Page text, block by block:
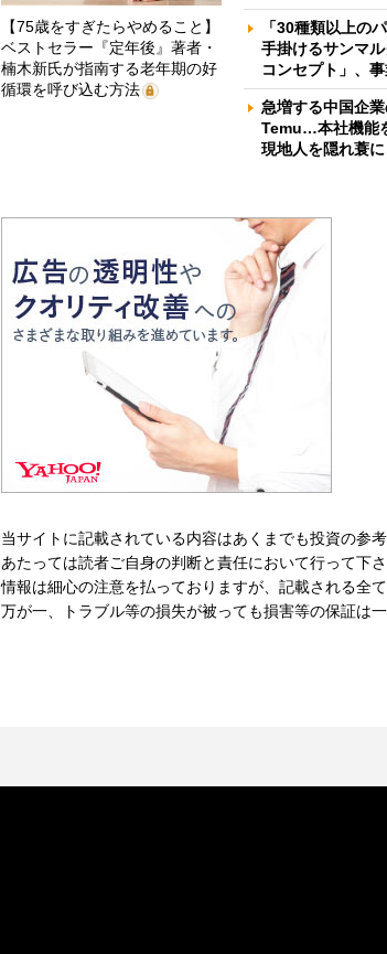
【75歳をすぎたらやめること】
ベストセラー『定年後』著者・
楠木新氏が指南する老年期の好
循環を呼び込む方法
「30種類以上の
手掛けるサンマ
コンセプト」、
急増する中国企
Temu…本社機能
現地人を隠れ蓑
当サイトに記載されている内容はあくまでも投資の参
あたっては読者ご自身の判断と責任において行って下
情報は細心の注意を払っておりますが、記載される全
万が一、トラブル等の損失が被っても損害等の保証は